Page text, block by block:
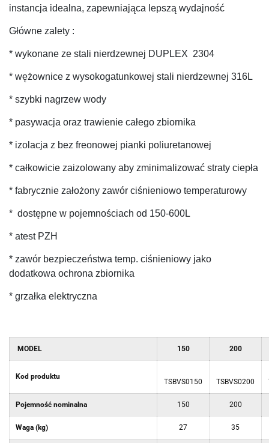
instancja idealna, zapewniająca lepszą wydajność
Główne zalety :
* wykonane ze stali nierdzewnej DUPLEX 2304
* wężownice z wysokogatunkowej stali nierdzewnej 316L
* szybki nagrzew wody
* pasywacja oraz trawienie całego zbiornika
* izolacja z bez freonowej pianki poliuretanowej
* całkowicie zaizolowany aby zminimalizować straty ciepła
* fabrycznie założony zawór ciśnieniowo temperaturowy
* dostępne w pojemnościach od 150-600L
* atest PZH
* zawór bezpieczeństwa temp. ciśnieniowy jako
dodatkowa ochrona zbiornika
* grzałka elektryczna
MODEL 150 200
Kod produktu
TSBVS0150 TSBVS0200
Pojemność nominalna 150 200
Waga (kg) 27 35